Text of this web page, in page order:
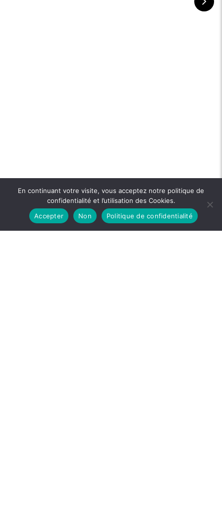
En continuant votre visite, vous acceptez notre politique de
confidentialité et l’utilisation des Cookies.
Accepter
Non Politique de confidentialité